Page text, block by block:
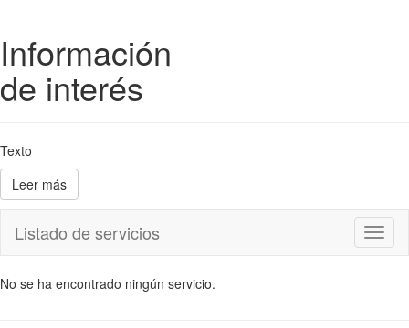
Información
de interés
Texto
Leer más
Listado de servicios
No se ha encontrado ningún servicio.